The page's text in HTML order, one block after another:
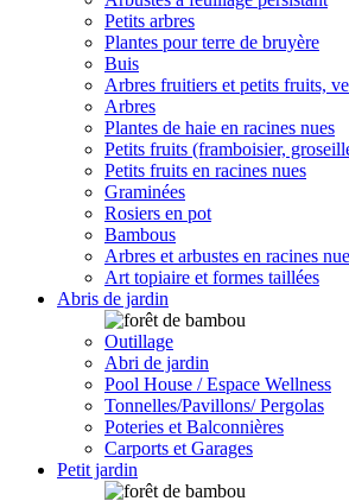
Petits arbres
Plantes pour terre de bruyère
Buis
Arbres fruitiers et petits fruits,
Arbres
Plantes de haie en racines nues
Petits fruits (framboisier,
Petits fruits en racines nues
Graminées
Rosiers en pot
Bambous
Arbres et arbustes en racines
Art topiaire et formes taillées
Abris de jardin
Outillage
Abri de jardin
Pool House / Espace Wellness
Tonnelles/Pavillons/ Pergolas
Poteries et Balconnières
Carports et Garages
Petit jardin